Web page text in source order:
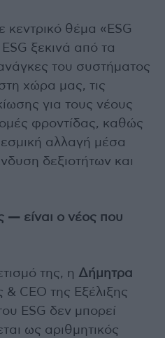
κεντρικό θέμα «ESG
ESG ξεκινά από τα
του συστήματος
χώρα μας, τις
για τους νέους
φροντίδας, καθώς
αλλαγή μέσα
δεξιοτήτων και
— είναι ο νέος που
της, η Δήμητρα
CEO της Εξέλιξης
ESG δεν μπορεί
ως αριθμητικός